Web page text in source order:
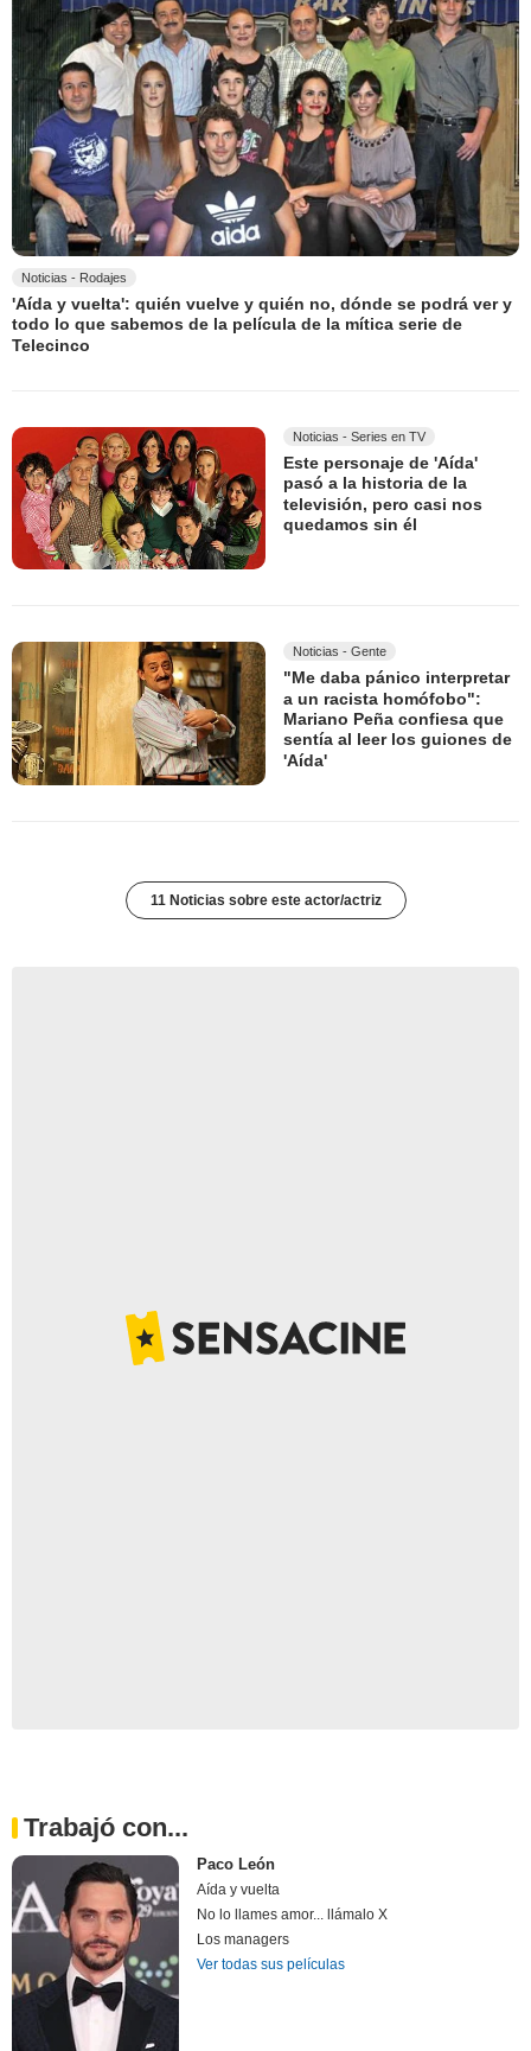
Noticias - Rodajes
'Aída y vuelta': quién vuelve y quién no, dónde se podrá ver y
todo lo que sabemos de la película de la mítica serie de
Telecinco
Noticias - Series en TV
Este personaje de 'Aída'
pasó a la historia de la
televisión, pero casi nos
quedamos sin él
Noticias - Gente
"Me daba pánico interpretar
a un racista homófobo":
Mariano Peña confiesa que
sentía al leer los guiones de
'Aída'
11 Noticias sobre este actor/actriz
Trabajó con...
Paco León
Aída y vuelta
No lo llames amor... llámalo X
Los managers
Ver todas sus películas